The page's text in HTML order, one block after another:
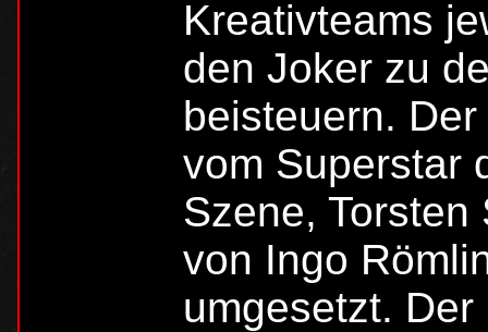
Kreativteams
den Joker zu
beisteuern.
vom Superstar
Szene,
von Ingo
umgesetzt.